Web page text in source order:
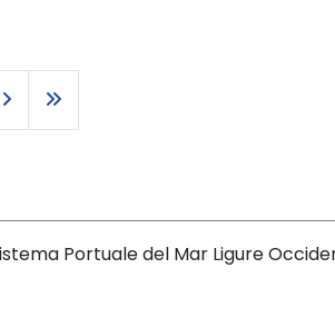
Portuale del Mar Ligure